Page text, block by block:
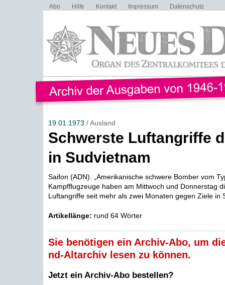
Abo Hilfe Kontakt Impressum Datenschutz
19.01.1973 / Ausland
Schwerste Luftangriffe
in Sudvietnam
Saifon (ADN). „Amerikanische schwere Bomber vom
Kampfflugzeuge haben am Mittwoch und Donnerstag
Luftangriffe seit mehr als zwei Monaten gegen Ziele in
Artikellänge: rund 64 Wörter
Sie benötigen ein Archiv-Abo, um
nd-Altarchiv lesen zu können.
Jetzt ein Archiv-Abo bestellen?